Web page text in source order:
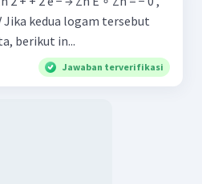
berikut in...
Jawaban terverifikasi